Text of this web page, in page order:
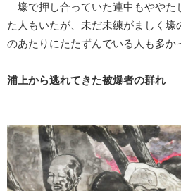
壕で押し合っていた連中もややた
た人もいたが、未だ未練がましく壕
のあたりにたたずんでいる人も多か
浦上から逃れてきた被爆者の群れ